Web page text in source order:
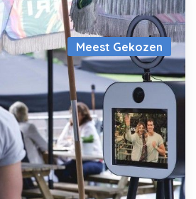
Meest Gekozen